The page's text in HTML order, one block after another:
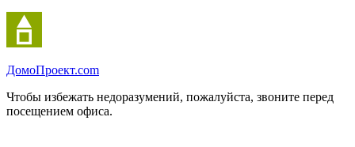
ДомоПроект.com
Чтобы избежать недоразумений, пожалуйста, звоните перед
посещением офиса.